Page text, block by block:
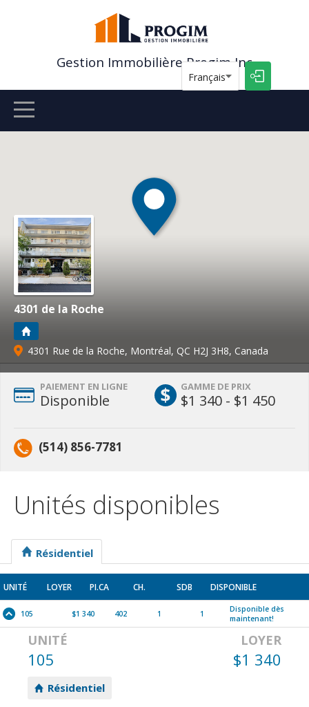
Gestion Immobilière Progim Inc
Français
ANNONCES
CONTACT
4301 de la Roche
4301 Rue de la Roche, Montréal, QC H2J 3H8, Canada
PAIEMENT EN LIGNE
Disponible
GAMME DE PRIX
$1 340 - $1 450
(514) 856-7781
Unités disponibles
Résidentiel
UNITÉ LOYER PI.CA CH. SDB DISPONIBLE
105 $1 340 402 1 1
Disponible dès
maintenant!
UNITÉ
105
LOYER
$1 340
Résidentiel